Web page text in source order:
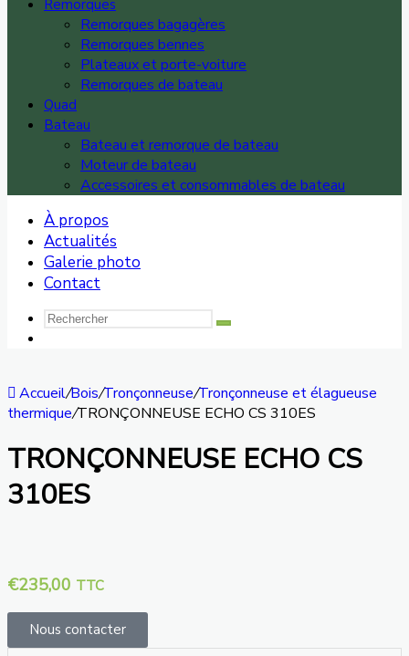
Remorques
Remorques bagagères
Remorques bennes
Plateaux et porte-voiture
Remorques de bateau
Quad
Bateau
Bateau et remorque de bateau
Moteur de bateau
Accessoires et consommables de bateau
À propos
Actualités
Galerie photo
Contact
Accueil/Bois/Tronçonneuse/Tronçonneuse et élagueuse
thermique/TRONÇONNEUSE ECHO CS 310ES
TRONÇONNEUSE ECHO CS
310ES
€235,00 TTC
Nous contacter